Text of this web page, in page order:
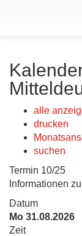
alle
drucken
suchen
Termin 10/25
Informationen
Datum
Mo 31.08.2026
Zeit